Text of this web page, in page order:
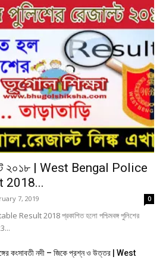
২০১৮ | West Bengal Police
2018...
7, 2019 0
2018 প্রকাশিত হলাে পশ্চিমবঙ্গ পুলিশের
কংসাবতী নদী – জিকে প্রশ্ন ও উত্তর | West